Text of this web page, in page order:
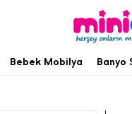
Bebek Mobilya Banyo